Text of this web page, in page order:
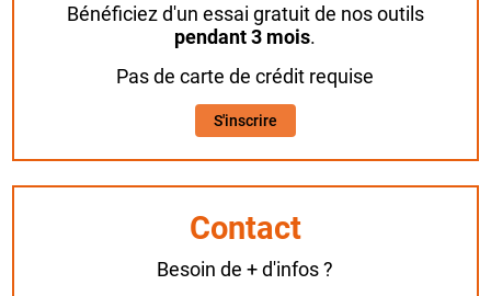
Bénéficiez d'un essai gratuit de nos outils
pendant 3 mois.
Pas de carte de crédit requise
S'inscrire
Contact
Besoin de + d'infos ?